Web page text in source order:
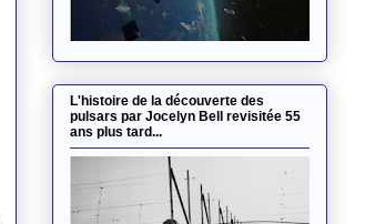
L'histoire de la découverte des
pulsars par Jocelyn Bell revisitée 55
ans plus tard...